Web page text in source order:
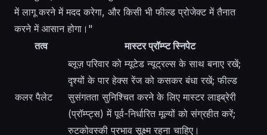
में लागू करने में मदद करेगा, और किसी भी फील्ड प्रोजेक्ट में तैनात
करने में आसान होगा।"
तत्व
मास्टर प्रॉम्प्ट स्निपेट
कलर पैलेट
ब्लूज़ परिवार को म्यूटेड न्यूट्रल्स के साथ बनाए रखें;
दृश्यों के पार हेक्स रेंज को कसकर बंधा रखें; फील्ड
सुसंगतता सुनिश्चित करने के लिए मास्टर लाइब्रेरी
(प्रॉम्प्ट्स) में पूर्व-निर्धारित मूल्यों को संग्रहीत करें;
रुटकोवस्की प्रभाव सूक्ष्म रहना चाहिए।